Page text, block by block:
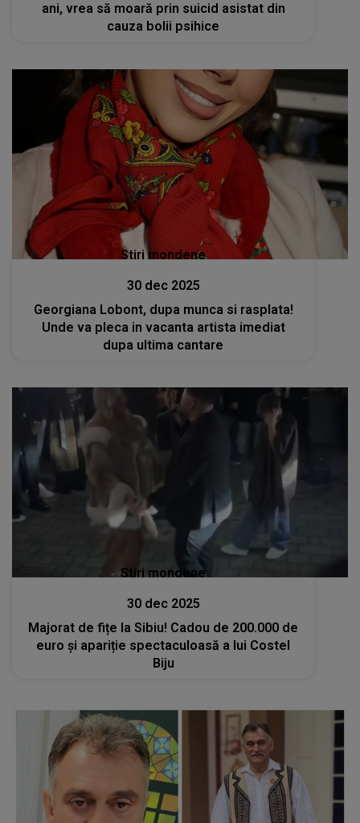
ani, vrea să moară prin suicid asistat din
cauza bolii psihice
Stiri mondene
30 dec 2025
Georgiana Lobont, dupa munca si rasplata!
Unde va pleca in vacanta artista imediat
dupa ultima cantare
Stiri mondene
30 dec 2025
Majorat de fițe la Sibiu! Cadou de 200.000 de
euro și apariție spectaculoasă a lui Costel
Biju